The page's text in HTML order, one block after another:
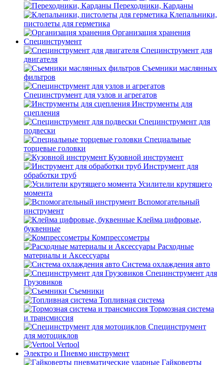
Переходники, Карданы
Клепальники,
пистолеты для герметика
Организация хранения
Специнструмент
Специнструмент для
двигателя
Съемники маслянных
фильтров
Специнструмент для узлов и агрегатов
Инструменты для
сцепления
Специнструмент для
подвески
Специальные
торцевые головки
Кузовной инструмент
Инструмент для
обработки труб
Усилители крутящего
момента
Вспомогательный
инструмент
Клейма цифровые,
буквенные
Компрессометры
Расходные
материалы и Аксессуары
Система охлаждения авто
Специнструмент для
Грузовиков
Съемники
Топливная система
Тормозная система
и трансмиссия
Специнструмент
для мотоциклов
Vertool
Электро и Пневмо инструмент
Гайковерты